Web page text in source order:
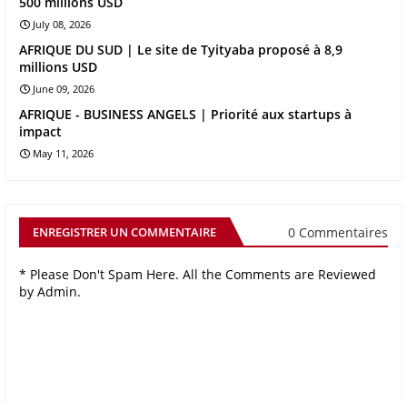
July 08, 2026
AFRIQUE DU SUD | Le site de Tyityaba proposé à 8,9
millions USD
June 09, 2026
AFRIQUE - BUSINESS ANGELS | Priorité aux startups à
impact
May 11, 2026
ENREGISTRER UN COMMENTAIRE 0 Commentaires
* Please Don't Spam Here. All the Comments are Reviewed
by Admin.